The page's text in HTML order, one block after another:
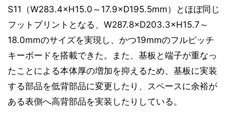
S11（W283.4×H15.0～17.9×D195.5mm）とほぼ同じ
フットプリントとなる、W287.8×D203.3×H15.7～
18.0mmのサイズを実現し、かつ19mmのフルピッチ
キーボードを搭載できた。また、基板と端子が重なっ
たことによる本体厚の増加を抑えるため、基板に実装
する部品を低背部品に変更したり、スペースに余裕が
ある表側へ高背部品を実装したりしている。